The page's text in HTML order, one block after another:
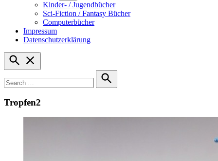
Kinder- / Jugendbücher
Sci-Fiction / Fantasy Bücher
Computerbücher
Impressum
Datenschutzerklärung
Open
Search
for:
Search
Tropfen2